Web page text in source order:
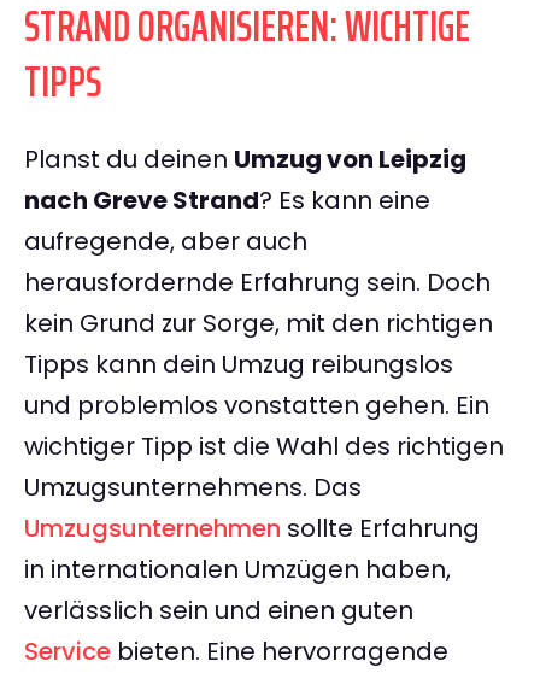
STRAND ORGANISIEREN: WICHTIGE
TIPPS
Planst du deinen Umzug von Leipzig
nach Greve Strand? Es kann eine
aufregende, aber auch
herausfordernde Erfahrung sein. Doch
kein Grund zur Sorge, mit den richtigen
Tipps kann dein Umzug reibungslos
und problemlos vonstatten gehen. Ein
wichtiger Tipp ist die Wahl des richtigen
Umzugsunternehmens. Das
Umzugsunternehmen sollte Erfahrung
in internationalen Umzügen haben,
verlässlich sein und einen guten
Service bieten. Eine hervorragende